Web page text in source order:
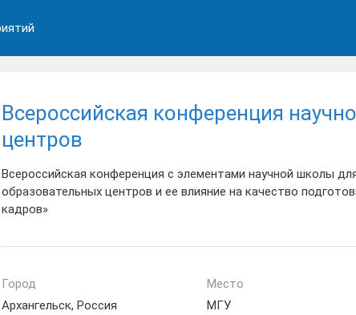
Всероссийская конференция
центров
Всероссийская конференция с элементами научной школы
образовательных центров и ее влияние на качество
кадров»
Город
Архангельск, Россия
Место
МГУ